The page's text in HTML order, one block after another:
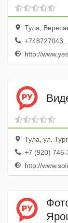
Тула,
+748727043...
http://
Тула, ул.
+7 (920) 745-
http://